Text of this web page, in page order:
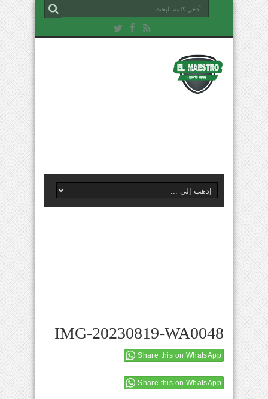
IMG-20230819-WA0048
Share this on WhatsApp
Share this on WhatsApp